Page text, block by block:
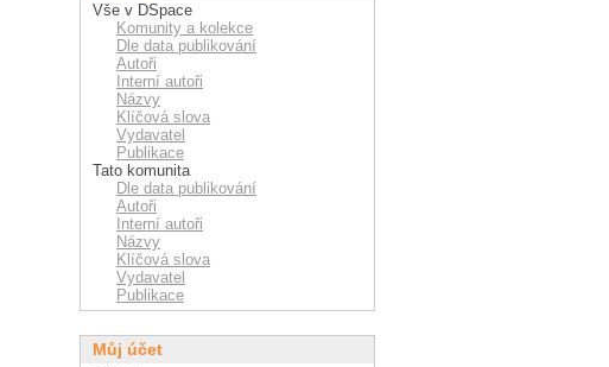
Vše v DSpace
Komunity a kolekce
Dle data publikování
Autoři
Interní autoři
Názvy
Klíčová slova
Vydavatel
Publikace
Tato komunita
Dle data publikování
Autoři
Interní autoři
Názvy
Klíčová slova
Vydavatel
Publikace
Můj účet